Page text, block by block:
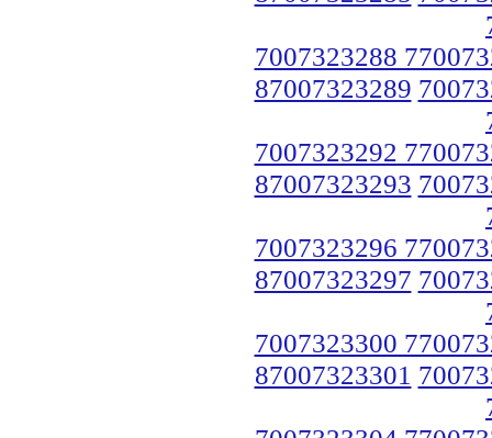
7007323288
87007323289
7007323292
87007323293
7007323296
87007323297
7007323300
87007323301